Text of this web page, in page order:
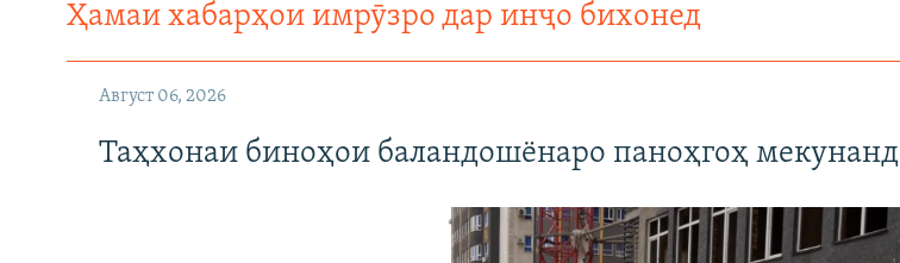
Ҳамаи хабарҳои имрӯзро дар инҷо бихонед
Август 06, 2026
Таҳхонаи биноҳои баландошёнаро паноҳгоҳ мекунанд